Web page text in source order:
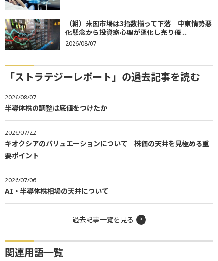
（朝）米国市場は3指数揃って下落 中東情勢悪
化懸念から投資家心理が悪化し売り優...
2026/08/07
「ストラテジーレポート」の過去記事を読む
2026/08/07
半導体株の調整は底値をつけたか
2026/07/22
キオクシアのバリュエーションについて 株価の天井を見極める重
要ポイント
2026/07/06
AI・半導体株相場の天井について
過去記事一覧を見る
関連用語一覧